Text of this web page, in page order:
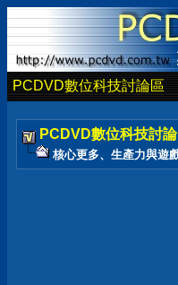
PCDVD數位科技討論區
PCDVD數位科技討
核心更多、生產力與遊